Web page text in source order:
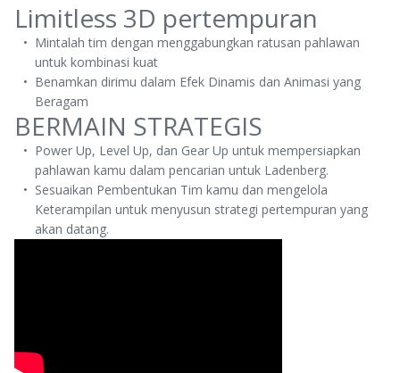
Limitless 3D pertempuran
Mintalah tim dengan menggabungkan ratusan pahlawan
untuk kombinasi kuat
Benamkan dirimu dalam Efek Dinamis dan Animasi yang
Beragam
BERMAIN STRATEGIS
Power Up, Level Up, dan Gear Up untuk mempersiapkan
pahlawan kamu dalam pencarian untuk Ladenberg.
Sesuaikan Pembentukan Tim kamu dan mengelola
Keterampilan untuk menyusun strategi pertempuran yang
akan datang.